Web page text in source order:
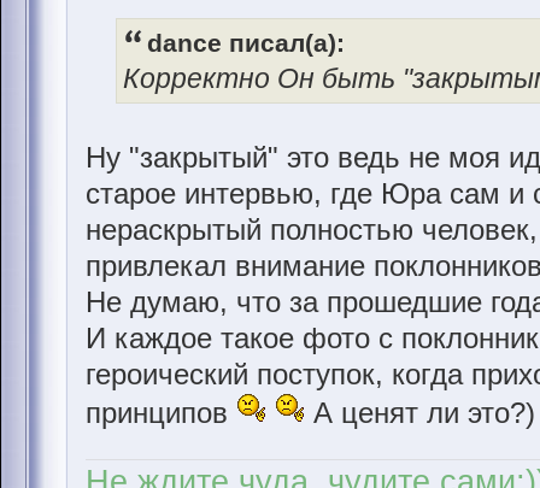
dance писал(а):
Корректно Он быть
Ну "закрытый" это ведь не моя
старое интервью, где Юра сам и
нераскрытый полностью
привлекал внимание
Не думаю, что за прошедшие
И каждое такое фото с
героический поступок, когда
принципов
А ценят ли это?)